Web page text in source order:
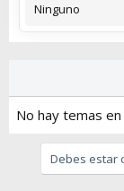
Ninguno
No hay temas
Debes estar